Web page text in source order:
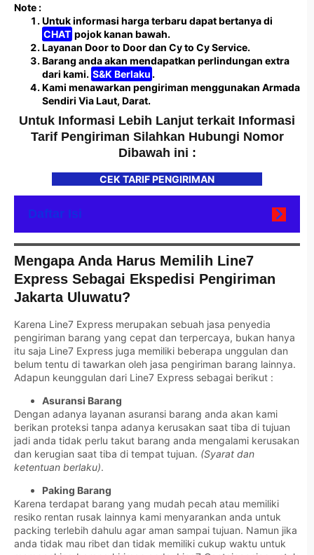
Note :
Untuk informasi harga terbaru dapat bertanya di
CHAT pojok kanan bawah.
Layanan Door to Door dan Cy to Cy Service.
Barang anda akan mendapatkan perlindungan extra
dari kami. S&K Berlaku .
Kami menawarkan pengiriman menggunakan Armada
Sendiri Via Laut, Darat.
Untuk Informasi Lebih Lanjut terkait Informasi
Tarif Pengiriman Silahkan Hubungi Nomor
Dibawah ini :
CEK TARIF PENGIRIMAN
Daftar Isi
Mengapa Anda Harus Memilih Line7
Express Sebagai Ekspedisi Pengiriman
Jakarta Uluwatu?
Karena Line7 Express merupakan sebuah jasa penyedia
pengiriman barang yang cepat dan terpercaya, bukan hanya
itu saja Line7 Express juga memiliki beberapa unggulan dan
belum tentu di tawarkan oleh jasa pengiriman barang lainnya.
Adapun keunggulan dari Line7 Express sebagai berikut :
Asuransi Barang
Dengan adanya layanan asuransi barang anda akan kami
berikan proteksi tanpa adanya kerusakan saat tiba di tujuan
jadi anda tidak perlu takut barang anda mengalami kerusakan
dan kerugian saat tiba di tempat tujuan. (Syarat dan
ketentuan berlaku).
Paking Barang
Karena terdapat barang yang mudah pecah atau memiliki
resiko rentan rusak lainnya kami menyarankan anda untuk
packing terlebih dahulu agar aman sampai tujuan. Namun jika
anda tidak mau ribet dan tidak memiliki cukup waktu untuk